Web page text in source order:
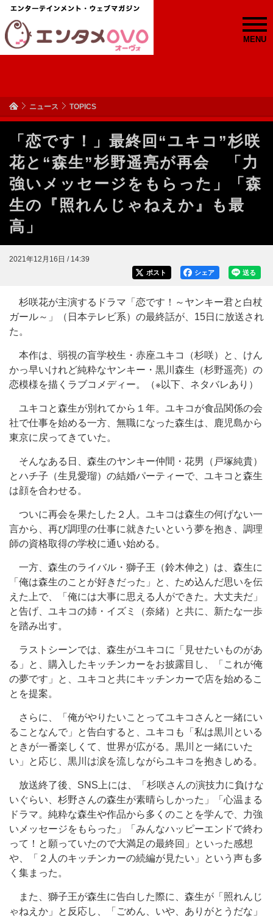
MENU
ニュース TOPICS
「恋です！」最終回“ユキコ”杉咲
花と“森生”杉野遥亮が再会 「力
強いメッセージをもらった」「森
生の『照れんじゃねえか』も最
高」
2021年12月16日 / 14:39
送る
シェア
ポスト
杉咲花が主演するドラマ「恋です！～ヤンキー君と白杖
ガール～」（日本テレビ系）の最終話が、15日に放送され
た。
本作は、弱視の盲学校生・赤座ユキコ（杉咲）と、けん
かっ早いけれど純粋なヤンキー・黒川森生（杉野遥亮）の
恋模様を描くラブコメディー。（※以下、ネタバレあり）
ユキコと森生が別れてから１年。ユキコが食品関係の会
社で仕事を始める一方、無職になった森生は、鹿児島から
東京に戻ってきていた。
そんなある日、森生のヤンキー仲間・花男（戸塚純貴）
とハチ子（生見愛瑠）の結婚パーティーで、ユキコと森生
は顔を合わせる。
ついに再会を果たした２人。ユキコは森生の何げない一
言から、再び調理の仕事に就きたいという夢を抱き、調理
師の資格取得の学校に通い始める。
一方、森生のライバル・獅子王（鈴木伸之）は、森生に
「俺は森生のことが好きだった」と、ため込んだ思いを伝
えた上で、「俺には大事に思える人ができた。大丈夫だ」
と告げ、ユキコの姉・イズミ（奈緒）と共に、新たな一歩
を踏み出す。
ラストシーンでは、森生がユキコに「見せたいものがあ
る」と、購入したキッチンカーをお披露目し、「これが俺
の夢です」と、ユキコと共にキッチンカーで店を始めるこ
とを提案。
さらに、「俺がやりたいことってユキコさんと一緒にい
ることなんで」と告白すると、ユキコも「私は黒川といる
ときが一番楽しくて、世界が広がる。黒川と一緒にいた
い」と応じ、黒川は涙を流しながらユキコを抱きしめる。
放送終了後、SNS上には、「杉咲さんの演技力に負けな
いぐらい、杉野さんの森生が素晴らしかった」「心温まる
ドラマ。純粋な森生や作品から多くのことを学んで、力強
いメッセージをもらった」「みんなハッピーエンドで終わ
って！と願っていたので大満足の最終回」といった感想
や、「２人のキッチンカーの続編が見たい」という声も多
く集まった。
また、獅子王が森生に告白した際に、森生が「照れんじ
ゃねえか」と反応し、「ごめん、いや、ありがとうだな」